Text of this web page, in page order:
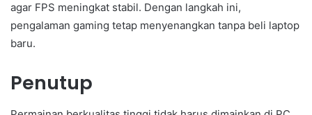
agar FPS meningkat stabil. Dengan langkah ini,
pengalaman gaming tetap menyenangkan tanpa beli laptop
baru.
Penutup